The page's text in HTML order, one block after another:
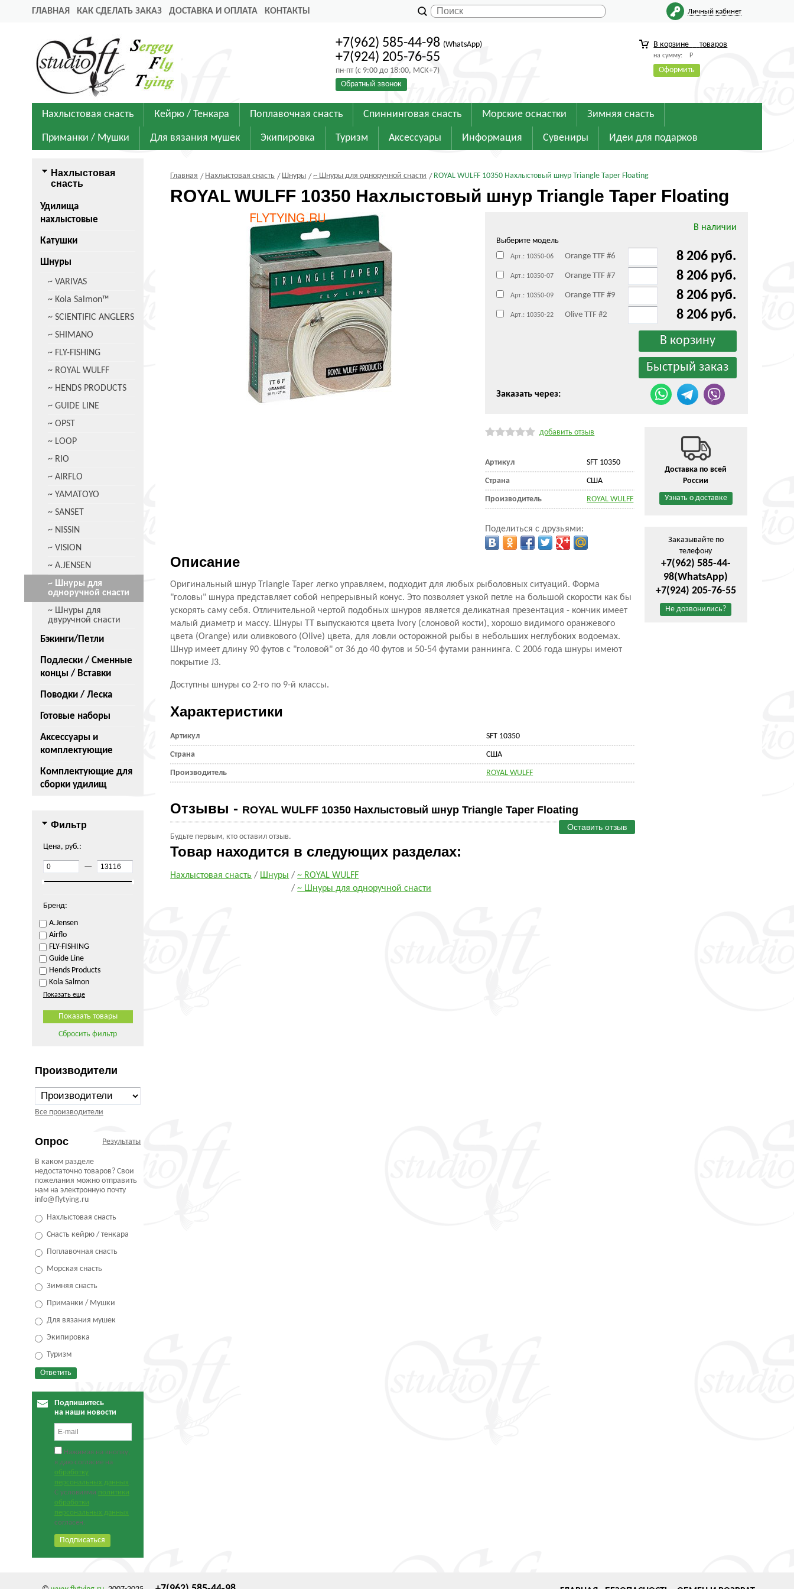
ГЛАВНАЯ КАК СДЕЛАТЬ ЗАКАЗ ДОСТАВКА И ОПЛАТА КОНТАКТЫ Личный кабинет
+7(962) 585-44-98 (WhatsApp)
+7(924) 205-76-55
пн-пт (с 9:00 до 18:00, МСК+7)
Обратный звонок
В корзине товаров
на сумму: Р
Оформить
Нахлыстовая снасть Кейрю / Тенкара Поплавочная снасть Спиннинговая снасть Морские оснастки Зимняя снасть
Приманки / Мушки Для вязания мушек Экипировка Туризм Аксессуары Информация Сувениры Идеи для подарков
Нахлыстовая
снасть
Удилища
нахлыстовые
Катушки
Шнуры
~ VARIVAS
~ Kola Salmon™
~ SCIENTIFIC ANGLERS
~ SHIMANO
~ FLY-FISHING
~ ROYAL WULFF
~ HENDS PRODUCTS
~ GUIDE LINE
~ OPST
~ LOOP
~ RIO
~ AIRFLO
~ YAMATOYO
~ SANSET
~ NISSIN
~ VISION
~ A.JENSEN
~ Шнуры для
одноручной снасти
~ Шнуры для
двуручной снасти
Бэкинги/Петли
Подлески / Сменные
концы / Вставки
Поводки / Леска
Готовые наборы
Аксессуары и
комплектующие
Комплектующие для
сборки удилищ
Фильтр
Цена, руб.:
—
Бренд:
A.Jensen
Airflo
FLY-FISHING
Guide Line
Hends Products
Kola Salmon
Показать еще
Сбросить фильтр
Производители
Все производители
Опрос Результаты
В каком разделе
недостаточно товаров? Свои
пожелания можно отправить
нам на электронную почту
info@flytying.ru
Нахлыстовая снасть
Снасть кейрю / тенкара
Поплавочная снасть
Морская снасть
Зимняя снасть
Приманки / Мушки
Для вязания мушек
Экипировка
Туризм
Подпишитесь
на наши новости
Нажимая на кнопку,
я даю согласие на
обработку
персональных данных.
С условиями политики
обработки
персональных данных
согласен.
Главная Нахлыстовая снасть Шнуры ~ Шнуры для одноручной снасти ROYAL WULFF 10350 Нахлыстовый шнур Triangle Taper Floating
ROYAL WULFF 10350 Нахлыстовый шнур Triangle Taper Floating
В наличии
Выберите модель
Арт.: 10350-06 Orange TTF #6 8 206 руб.
Арт.: 10350-07 Orange TTF #7 8 206 руб.
Арт.: 10350-09 Orange TTF #9 8 206 руб.
Арт.: 10350-22 Olive TTF #2 8 206 руб.
Заказать через:
добавить отзыв
Артикул SFT 10350
Страна CША
Производитель ROYAL WULFF
Поделиться с друзьями:
Описание
Оригинальный шнур Triangle Taper легко управляем, подходит для любых рыболовных ситуаций. Форма
"головы" шнура представляет собой непрерывный конус. Это позволяет узкой петле на большой скорости как бы
ускорять саму себя. Отличительной чертой подобных шнуров является деликатная презентация - кончик имеет
малый диаметр и массу. Шнуры ТТ выпускаются цвета Ivory (слоновой кости), хорошо видимого оранжевого
цвета (Orange) или оливкового (Olive) цвета, для ловли осторожной рыбы в небольших неглубоких водоемах.
Шнур имеет длину 90 футов с "головой" от 36 до 40 футов и 50-54 футами раннинга. С 2006 года шнуры имеют
покрытие J3.
Доступны шнуры со 2-го по 9-й классы.
Характеристики
Артикул SFT 10350
Страна CША
Производитель ROYAL WULFF
Отзывы - ROYAL WULFF 10350 Нахлыстовый шнур Triangle Taper Floating
Оставить отзыв
Будьте первым, кто оставил отзыв.
Доставка по всей
России
Узнать о доставке
Заказывайте по
телефону
+7(962) 585-44-
98(WhatsApp)
+7(924) 205-76-55
Не дозвонились?
Товар находится в следующих разделах:
Нахлыстовая снасть / Шнуры /~ ROYAL WULFF
/~ Шнуры для одноручной снасти